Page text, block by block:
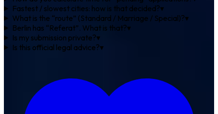
Fastest / slowest cities: how is that decided?▾
What is the “route” (Standard / Marriage / Special)?▾
Berlin has “Referat”. What is that?▾
Is my submission private?▾
Is this official legal advice?▾